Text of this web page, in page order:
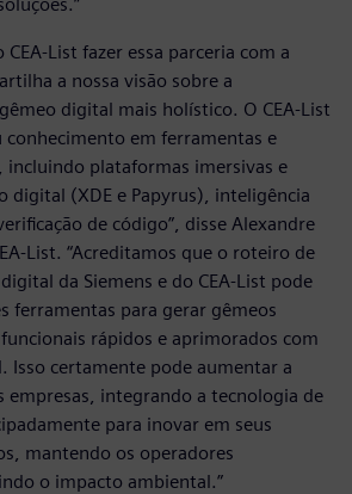
CEA-List fazer essa parceria com a
a nossa visão sobre a
digital mais holístico. O CEA-List
em ferramentas e
plataformas imersivas e
digital (XDE e Papyrus), inteligência
de código”, disse Alexandre
List. “Acreditamos que o roteiro de
da Siemens e do CEA-List pode
ferramentas para gerar gêmeos
rápidos e aprimorados com
Isso certamente pode aumentar a
empresas, integrando a tecnologia de
para inovar em seus
mantendo os operadores
o impacto ambiental.”